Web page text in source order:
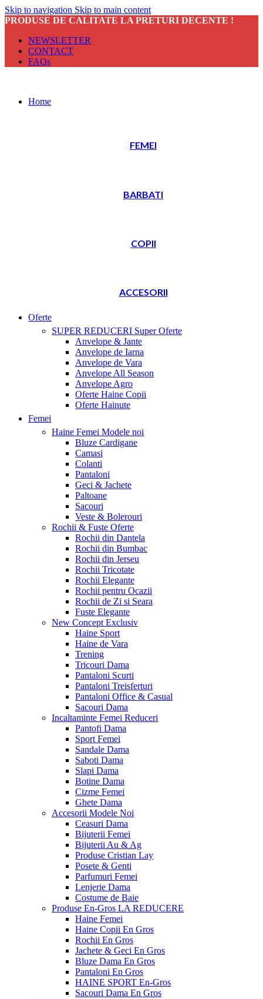
Skip to navigation Skip to main content
PRODUSE DE CALITATE LA PRETURI DECENTE !
NEWSLETTER
CONTACT
FAQs
Home
FEMEI
BARBATI
COPII
ACCESORII
Oferte
SUPER REDUCERI Super Oferte
Anvelope & Jante
Anvelope de Iarna
Anvelope de Vara
Anvelope All Season
Anvelope Agro
Oferte Haine Copii
Oferte Hainute
Femei
Haine Femei Modele noi
Bluze Cardigane
Camasi
Colanti
Pantaloni
Geci & Jachete
Paltoane
Sacouri
Veste & Bolerouri
Rochii & Fuste Oferte
Rochii din Dantela
Rochii din Bumbac
Rochii din Jerseu
Rochii Tricotate
Rochii Elegante
Rochii pentru Ocazii
Rochii de Zi si Seara
Fuste Elegante
New Concept Exclusiv
Haine Sport
Haine de Vara
Trening
Tricouri Dama
Pantaloni Scurti
Pantaloni Treisferturi
Pantaloni Office & Casual
Sacouri Dama
Incaltaminte Femei Reduceri
Pantofi Dama
Sport Femei
Sandale Dama
Saboti Dama
Slapi Dama
Botine Dama
Cizme Femei
Ghete Dama
Accesorii Modele Noi
Ceasuri Dama
Bijuterii Femei
Bijuterii Au & Ag
Produse Cristian Lay
Posete & Genti
Parfumuri Femei
Lenjerie Dama
Costume de Baie
Produse En-Gros LA REDUCERE
Haine Femei
Haine Copii En Gros
Rochii En Gros
Jachete & Geci En Gros
Bluze Dama En Gros
Pantaloni En Gros
HAINE SPORT En-Gros
Sacouri Dama En Gros